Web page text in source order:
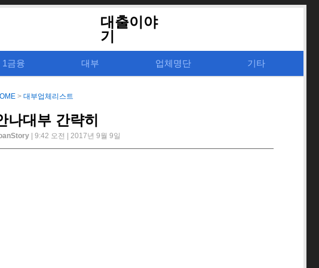
대출이야
기
1금융 대부 업체명단 기타
> 대부업체리스트
나대부 간략히
| 9:42 오전 | 2017년 9월 9일